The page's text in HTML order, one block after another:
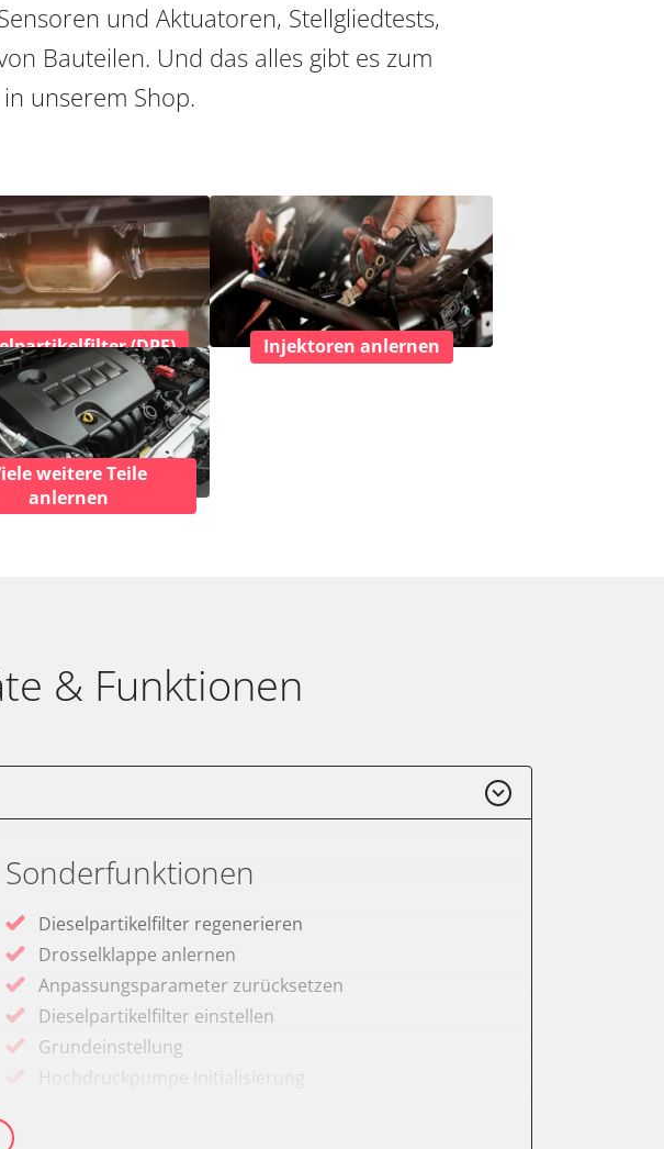
und Aktuatoren, Stellgliedtests,
Bauteilen. Und das alles gibt es zum
unserem Shop.
(DPF) Injektoren anlernen
weitere Teile
anlernen
& Funktionen
Sonderfunktionen
Dieselpartikelfilter regenerieren
Drosselklappe anlernen
Anpassungsparameter zurücksetzen
Dieselpartikelfilter einstellen
Grundeinstellung
Hochdruckpumpe Initialisierung